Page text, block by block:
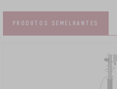
PRODUTOS SEMELHANTES